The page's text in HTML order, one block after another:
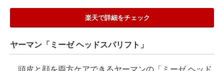
楽天で詳細をチェック
ヤーマン「ミーゼ ヘッドスパリフト」